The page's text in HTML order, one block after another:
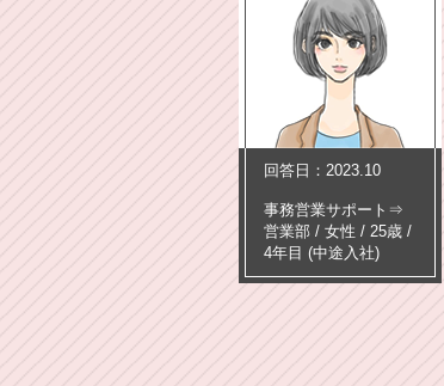
回答日：2023.10
事務営業サポート⇒
営業部 / 女性 / 25歳 /
4年目 (中途入社)